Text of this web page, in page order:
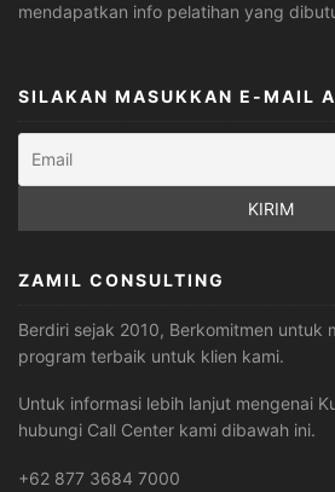
mendapatkan info pelatihan yang
SILAKAN MASUKKAN E-MAIL
ZAMIL CONSULTING
Berdiri sejak 2010, Berkomitmen untuk
program terbaik untuk klien kami.
Untuk informasi lebih lanjut mengenai
hubungi Call Center kami dibawah ini.
+62 877 3684 7000